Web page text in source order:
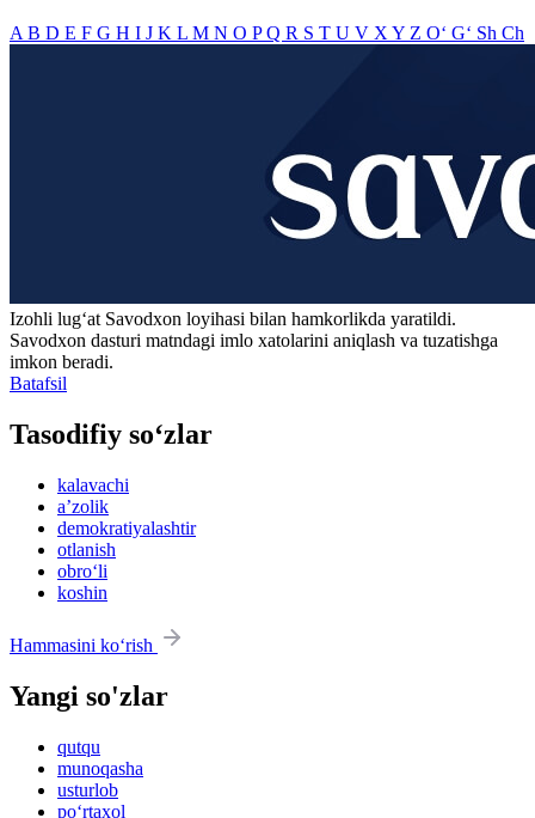
A B D E F G H I J K L M N O PQ R S T U V X Y Z O‘ G‘ Sh Ch
Izohli lugʻat Savodxon loyihasi bilan hamkorlikda yaratildi.
Savodxon dasturi matndagi imlo xatolarini aniqlash va tuzatishga
imkon beradi.
Batafsil
Tasodifiy so‘zlar
kalavachi
aʼzolik
demokratiyalashtir
otlanish
obro‘li
koshin
Hammasini ko‘rish
Yangi so'zlar
qutqu
munoqasha
usturlob
po‘rtaxol